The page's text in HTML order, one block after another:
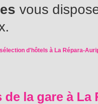
vous
d'hôtels à La Répara-
la gare à La